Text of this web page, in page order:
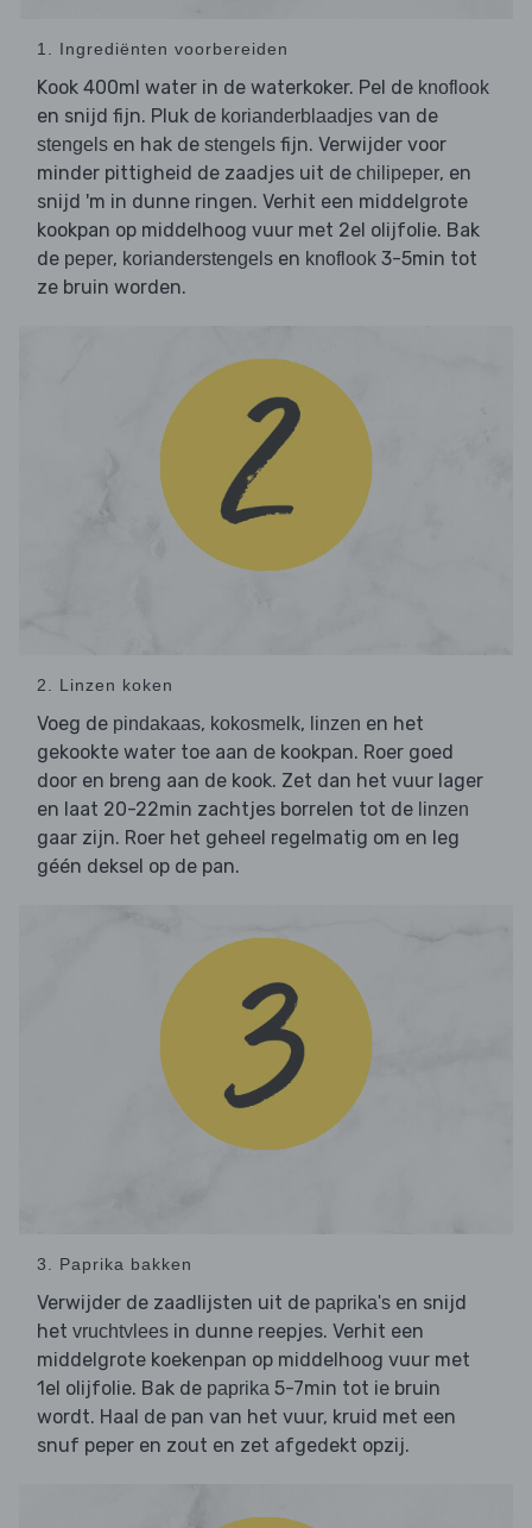
1. Ingrediënten voorbereiden
Kook 400ml water in de waterkoker. Pel de knoflook
en snijd fijn. Pluk de korianderblaadjes van de
stengels en hak de stengels fijn. Verwijder voor
minder pittigheid de zaadjes uit de chilipeper, en
snijd 'm in dunne ringen. Verhit een middelgrote
kookpan op middelhoog vuur met 2el olijfolie. Bak
de peper, korianderstengels en knoflook 3-5min tot
ze bruin worden.
2. Linzen koken
Voeg de pindakaas, kokosmelk, linzen en het
gekookte water toe aan de kookpan. Roer goed
door en breng aan de kook. Zet dan het vuur lager
en laat 20-22min zachtjes borrelen tot de linzen
gaar zijn. Roer het geheel regelmatig om en leg
géén deksel op de pan.
3. Paprika bakken
Verwijder de zaadlijsten uit de paprika's en snijd
het vruchtvlees in dunne reepjes. Verhit een
middelgrote koekenpan op middelhoog vuur met
1el olijfolie. Bak de paprika 5-7min tot ie bruin
wordt. Haal de pan van het vuur, kruid met een
snuf peper en zout en zet afgedekt opzij.